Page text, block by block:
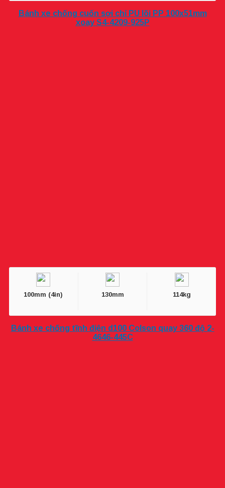
Bánh xe chống cuốn sợi chỉ PU lõi PP 100x51mm
xoay S4-4209-925P
100mm (4in) 130mm 114kg
Bánh xe chống tĩnh điện d100 Colson quay 360 độ 2-
4646-445C